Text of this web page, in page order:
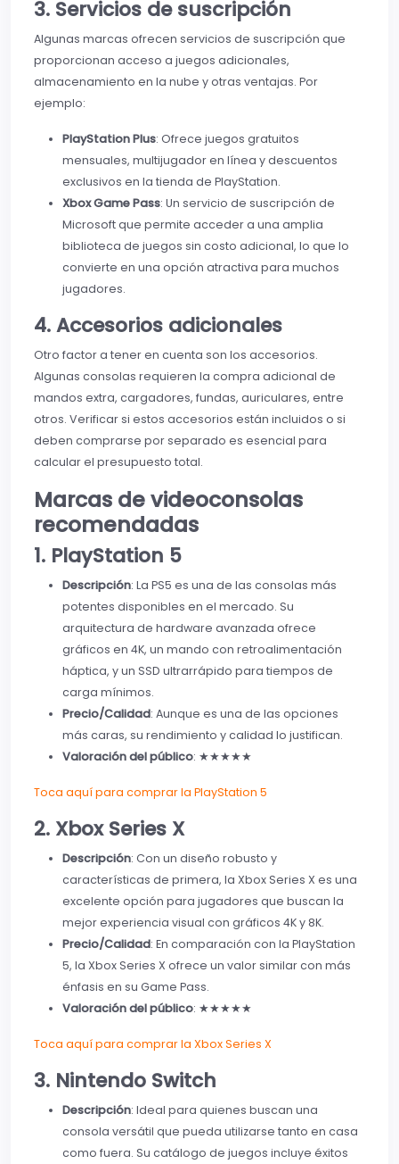
3. Servicios de suscripción
Algunas marcas ofrecen servicios de suscripción que
proporcionan acceso a juegos adicionales,
almacenamiento en la nube y otras ventajas. Por
ejemplo:
PlayStation Plus: Ofrece juegos gratuitos
mensuales, multijugador en línea y descuentos
exclusivos en la tienda de PlayStation.
Xbox Game Pass: Un servicio de suscripción de
Microsoft que permite acceder a una amplia
biblioteca de juegos sin costo adicional, lo que lo
convierte en una opción atractiva para muchos
jugadores.
4. Accesorios adicionales
Otro factor a tener en cuenta son los accesorios.
Algunas consolas requieren la compra adicional de
mandos extra, cargadores, fundas, auriculares, entre
otros. Verificar si estos accesorios están incluidos o si
deben comprarse por separado es esencial para
calcular el presupuesto total.
Marcas de videoconsolas
recomendadas
1. PlayStation 5
Descripción: La PS5 es una de las consolas más
potentes disponibles en el mercado. Su
arquitectura de hardware avanzada ofrece
gráficos en 4K, un mando con retroalimentación
háptica, y un SSD ultrarrápido para tiempos de
carga mínimos.
Precio/Calidad: Aunque es una de las opciones
más caras, su rendimiento y calidad lo justifican.
Valoración del público: ★★★★★
Toca aquí para comprar la PlayStation 5
2. Xbox Series X
Descripción: Con un diseño robusto y
características de primera, la Xbox Series X es una
excelente opción para jugadores que buscan la
mejor experiencia visual con gráficos 4K y 8K.
Precio/Calidad: En comparación con la PlayStation
5, la Xbox Series X ofrece un valor similar con más
énfasis en su Game Pass.
Valoración del público: ★★★★★
Toca aquí para comprar la Xbox Series X
3. Nintendo Switch
Descripción: Ideal para quienes buscan una
consola versátil que pueda utilizarse tanto en casa
como fuera. Su catálogo de juegos incluye éxitos